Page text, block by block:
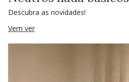
Descubra as novidades!
Vem ver